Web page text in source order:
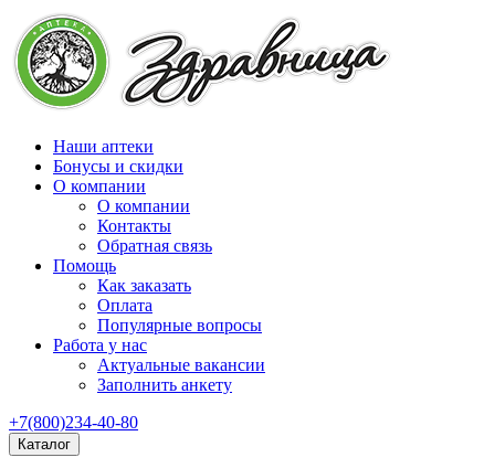
Наши аптеки
Бонусы и скидки
О компании
О компании
Контакты
Обратная связь
Помощь
Как заказать
Оплата
Популярные вопросы
Работа у нас
Актуальные вакансии
Заполнить анкету
+7(800)234-40-80
Каталог